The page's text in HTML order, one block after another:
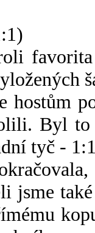
hostům
Byl
tyč -
jsme